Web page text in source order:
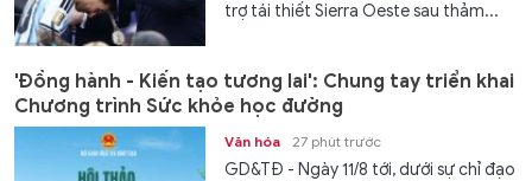
trợ tái thiết Sierra Oeste sau thảm...
'Đồng hành - Kiến tạo tương lai': Chung tay triển khai
Chương trình Sức khỏe học đường
Văn hóa 27 phút trước
GD&TĐ - Ngày 11/8 tới, dưới sự chỉ đạo